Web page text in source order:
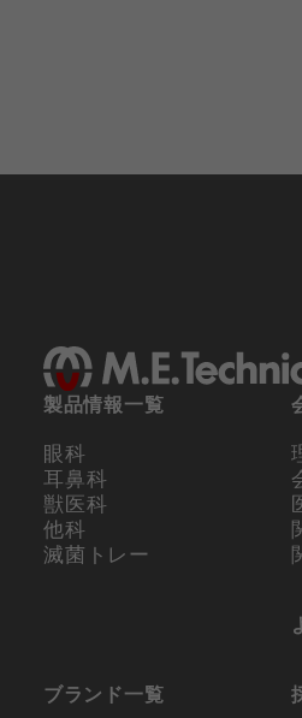
製品情報一覧
眼科
耳鼻科
獣医科
他科
滅菌トレー
ブランド一覧